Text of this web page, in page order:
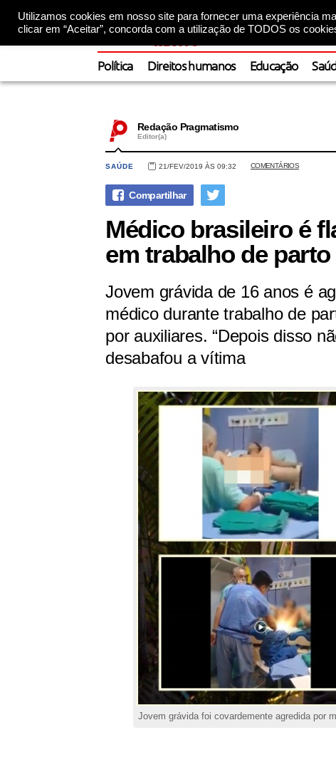
Utilizamos cookies em nosso site para fornecer uma experiência
clicar em “Aceitar”, concorda com a utilização de TODOS os
Política Direitos humanos Educação
Redação Pragmatismo
Editor(a)
SAÚDE 21/FEV/2019 ÀS 09:32 COMENTÁRIOS
Médico brasileiro é
em trabalho de parto
Jovem grávida de 16 anos é
médico durante trabalho de
por auxiliares. “Depois disso
desabafou a vítima
Jovem grávida foi covardemente agredida por